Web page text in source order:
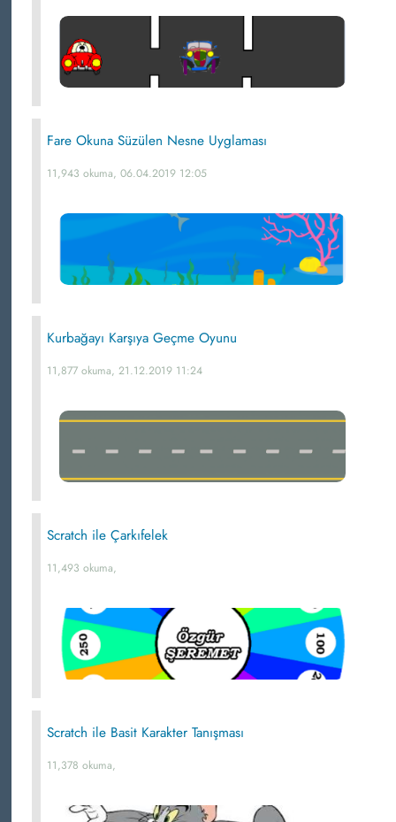
Fare Okuna Süzülen Nesne Uyglaması
11,943 okuma, 06.04.2019 12:05
Kurbağayı Karşıya Geçme Oyunu
11,877 okuma, 21.12.2019 11:24
Scratch ile Çarkıfelek
11,493 okuma,
Scratch ile Basit Karakter Tanışması
11,378 okuma,